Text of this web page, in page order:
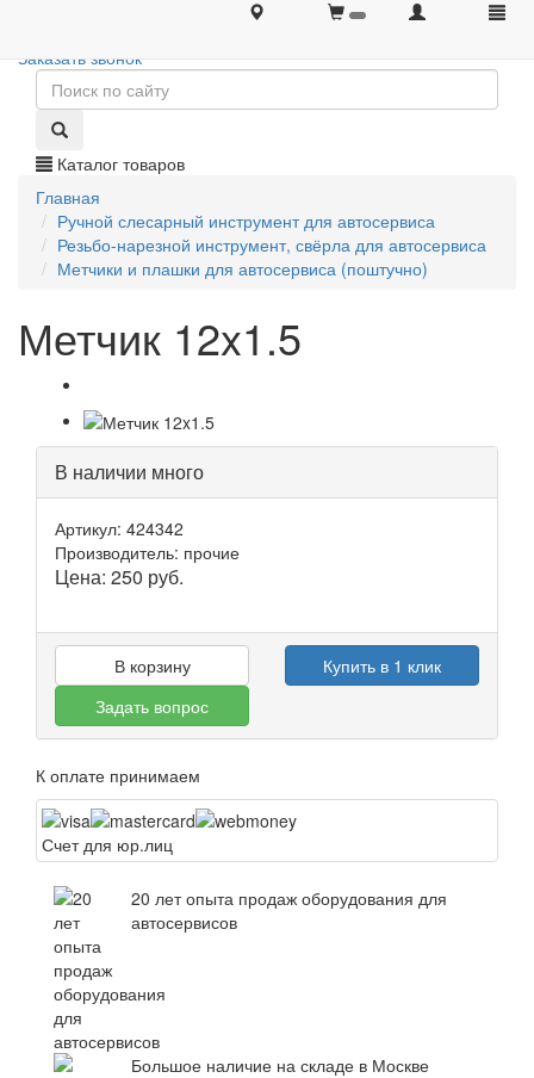
+7 (495) 646-08-66
Заказать звонок
Каталог товаров
Главная
Ручной слесарный инструмент для автосервиса
Резьбо-нарезной инструмент, свёрла для автосервиса
Метчики и плашки для автосервиса (поштучно)
Метчик 12x1.5
В наличии много
Артикул: 424342
Производитель: прочие
Цена: 250 руб.
В корзину
Купить в 1 клик
Задать вопрос
К оплате принимаем
Счет для юр.лиц
20 лет опыта продаж оборудования для
автосервисов
Большое наличие на складе в Москве